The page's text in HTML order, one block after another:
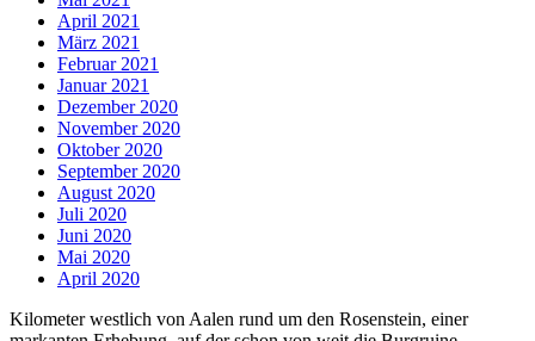
April 2021
März 2021
Februar 2021
Januar 2021
Dezember 2020
November 2020
Oktober 2020
September 2020
August 2020
Juli 2020
Juni 2020
Mai 2020
April 2020
Kilometer westlich von Aalen rund um den Rosenstein, einer